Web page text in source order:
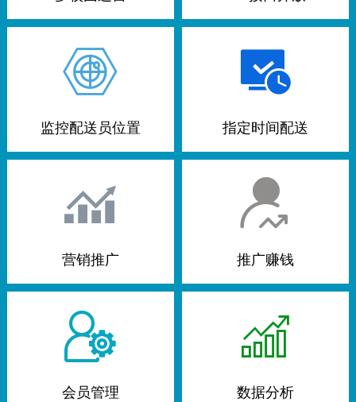
监控配送员位置 指定时间配送
营销推广 推广赚钱
会员管理 数据分析